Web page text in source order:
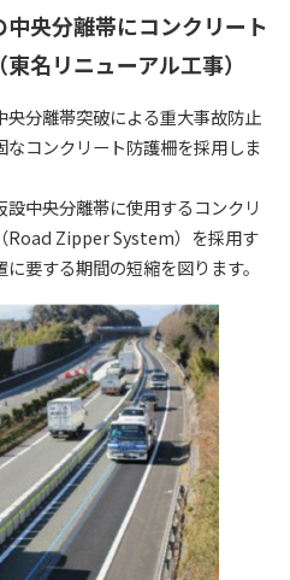
央分離帯にコンクリート
名リニューアル工事）
分離帯突破による重大事故防止
コンクリート防護柵を採用しま
中央分離帯に使用するコンクリ
Road Zipper System）を採用す
要する期間の短縮を図ります。